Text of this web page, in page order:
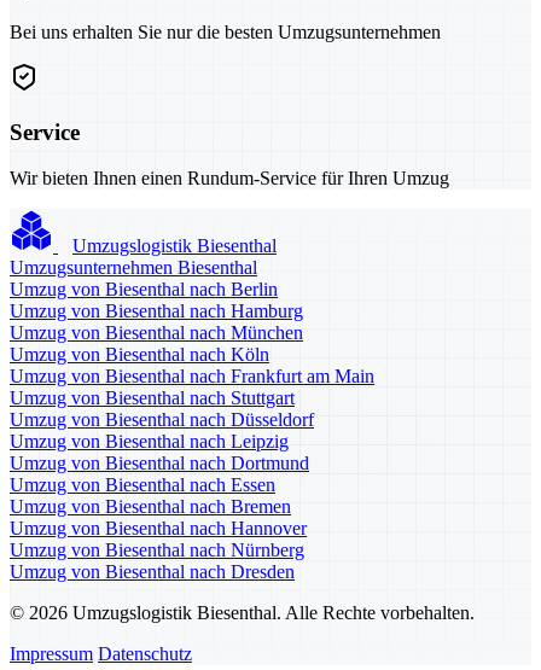
Bei uns erhalten Sie nur die besten Umzugsunternehmen
Service
Wir bieten Ihnen einen Rundum-Service für Ihren Umzug
Umzugslogistik Biesenthal
Umzugsunternehmen Biesenthal
Umzug von Biesenthal nach Berlin
Umzug von Biesenthal nach Hamburg
Umzug von Biesenthal nach München
Umzug von Biesenthal nach Köln
Umzug von Biesenthal nach Frankfurt am Main
Umzug von Biesenthal nach Stuttgart
Umzug von Biesenthal nach Düsseldorf
Umzug von Biesenthal nach Leipzig
Umzug von Biesenthal nach Dortmund
Umzug von Biesenthal nach Essen
Umzug von Biesenthal nach Bremen
Umzug von Biesenthal nach Hannover
Umzug von Biesenthal nach Nürnberg
Umzug von Biesenthal nach Dresden
© 2026 Umzugslogistik Biesenthal. Alle Rechte vorbehalten.
Impressum Datenschutz